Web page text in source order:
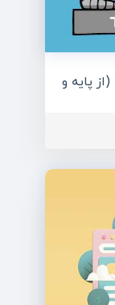
آموزش ساخت ربات تلگرام با PHP (از پایه و